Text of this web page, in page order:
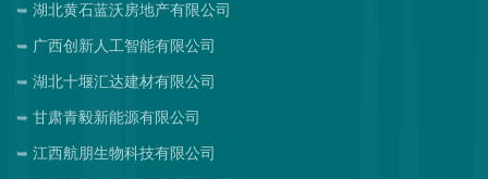
湖北黄石蓝沃房地产有限公司
广西创新人工智能有限公司
湖北十堰汇达建材有限公司
甘肃青毅新能源有限公司
江西航朋生物科技有限公司